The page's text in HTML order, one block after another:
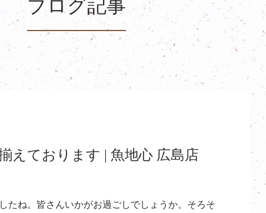
ブログ記事
えております | 魚地心 広島店
たね。皆さんいかがお過ごしでしょうか。そろそ